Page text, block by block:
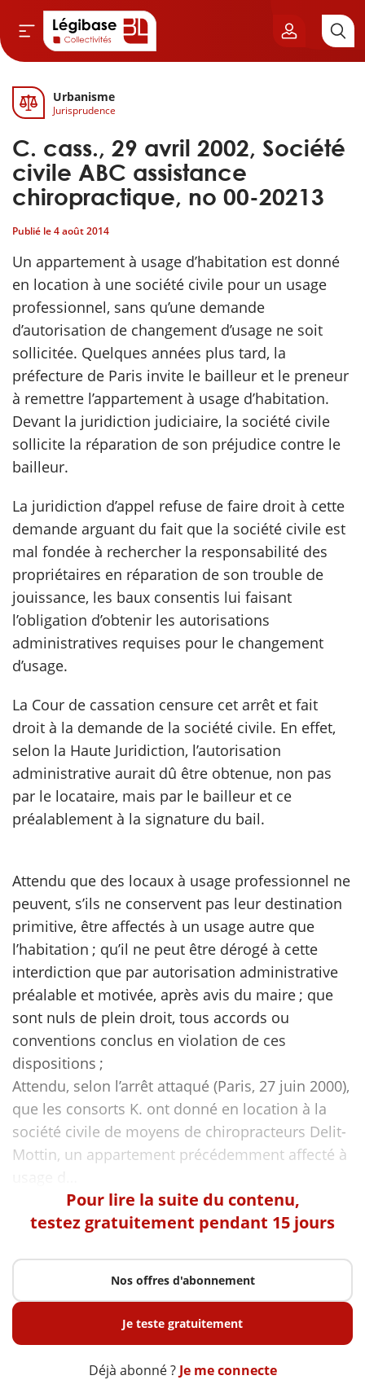
& Cimetières
& Élu local
& Finances locales
Urbanisme
Jurisprudence
C. cass., 29 avril 2002, Société
civile ABC assistance
chiropractique, no 00-20213
Publié le4 août 2014
Un appartement à usage d’habitation est donné
en location à une société civile pour un usage
professionnel, sans qu’une demande
d’autorisation de changement d’usage ne soit
sollicitée. Quelques années plus tard, la
préfecture de Paris invite le bailleur et le preneur
à remettre l’appartement à usage d’habitation.
Devant la juridiction judiciaire, la société civile
sollicite la réparation de son préjudice contre le
bailleur.
La juridiction d’appel refuse de faire droit à cette
demande arguant du fait que la société civile est
mal fondée à rechercher la responsabilité des
propriétaires en réparation de son trouble de
jouissance, les baux consentis lui faisant
l’obligation d’obtenir les autorisations
administratives requises pour le changement
d’usage.
La Cour de cassation censure cet arrêt et fait
droit à la demande de la société civile. En effet,
selon la Haute Juridiction, l’autorisation
administrative aurait dû être obtenue, non pas
par le locataire, mais par le bailleur et ce
préalablement à la signature du bail.
Attendu que des locaux à usage professionnel ne
peuvent, s’ils ne conservent pas leur destination
primitive, être affectés à un usage autre que
l’habitation ; qu’il ne peut être dérogé à cette
interdiction que par autorisation administrative
préalable et motivée, après avis du maire ; que
sont nuls de plein droit, tous accords ou
conventions conclus en violation de ces
dispositions ;
Attendu, selon l’arrêt attaqué (Paris, 27 juin 2000),
que les consorts K. ont donné en location à la
société civile de moyens de chiropracteurs Delit-
Mottin, un appartement précédemment affecté à
Pour lire la suite du contenu,
testez gratuitement pendant 15 jours
Nos offres d'abonnement
Je teste gratuitement
Déjà abonné ? Je me connecte